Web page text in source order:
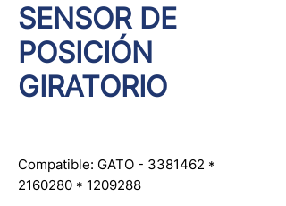
SENSOR DE
POSICIÓN
GIRATORIO
Compatible: GATO - 3381462 *
2160280 * 1209288